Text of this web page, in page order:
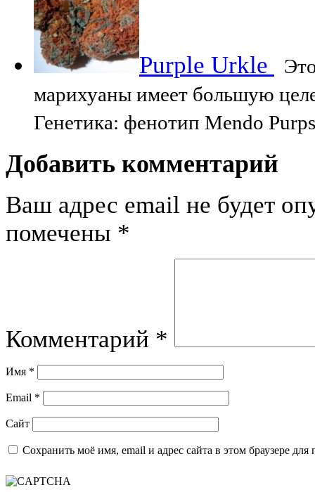
Purple Urkle
марихуаны имеет большую
Генетика: фенотип Mendo
Добавить комментарий
Ваш адрес email не будет
помечены *
Комментарий *
Имя *
Email *
Сайт
Сохранить моё имя, email и адрес сайта в этом браузере